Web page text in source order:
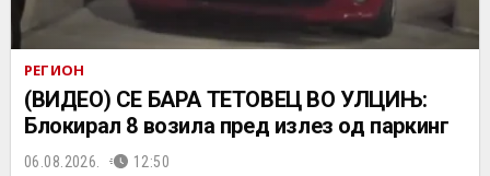
РЕГИОН
(ВИДЕО) СЕ БАРА ТЕТОВЕЦ ВО УЛЦИЊ:
Блокирал 8 возила пред излез од паркинг
06.08.2026. 12:50